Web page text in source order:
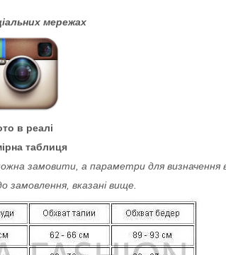
мережах
в реалі
таблиця
замовити, а параметри для визначення
замовлення, вказані вище.